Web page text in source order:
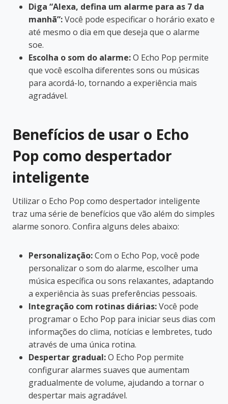
Diga “Alexa, defina um alarme para as 7 da
manhã”:Você pode especificar o horário exato e
até mesmo o dia em que deseja que o alarme
soe.
Escolha o som do alarme:O Echo Pop permite
que você escolha diferentes sons ou músicas
para acordá-lo, tornando a experiência mais
agradável.
Benefícios de usar o Echo
Pop como despertador
inteligente
Utilizar o Echo Pop como despertador inteligente
traz uma série de benefícios que vão além do simples
alarme sonoro. Confira alguns deles abaixo:
Personalização:Com o Echo Pop, você pode
personalizar o som do alarme, escolher uma
música específica ou sons relaxantes, adaptando
a experiência às suas preferências pessoais.
Integração com rotinas diárias:Você pode
programar o Echo Pop para iniciar seus dias com
informações do clima, notícias e lembretes, tudo
através de uma única rotina.
Despertar gradual:O Echo Pop permite
configurar alarmes suaves que aumentam
gradualmente de volume, ajudando a tornar o
despertar mais agradável.